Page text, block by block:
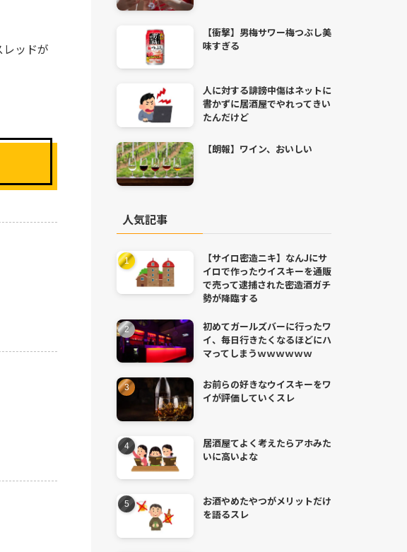
ッドが
【衝撃】男梅サワー梅つぶし美
味すぎる
人に対する誹謗中傷はネットに
書かずに居酒屋でやれってきい
たんだけど
【朗報】ワイン、おいしい
人気記事
【サイロ密造ニキ】なんJにサ
イロで作ったウイスキーを通販
で売って逮捕された密造酒ガチ
勢が降臨する
初めてガールズバーに行ったワ
イ、毎日行きたくなるほどにハ
マってしまうｗｗｗｗｗｗ
お前らの好きなウイスキーをワ
イが評価していくスレ
居酒屋てよく考えたらアホみた
いに高いよな
お酒やめたやつがメリットだけ
を語るスレ